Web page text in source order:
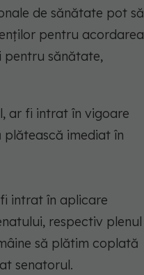
de sănătate pot să
pentru acordarea
pentru sănătate,
ar fi intrat în vigoare
imediat în
intrat în aplicare
respectiv plenul
să plătim coplată
senatorul.